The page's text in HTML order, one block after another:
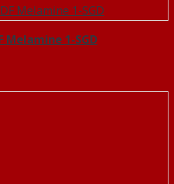
Melamine 1-SGD